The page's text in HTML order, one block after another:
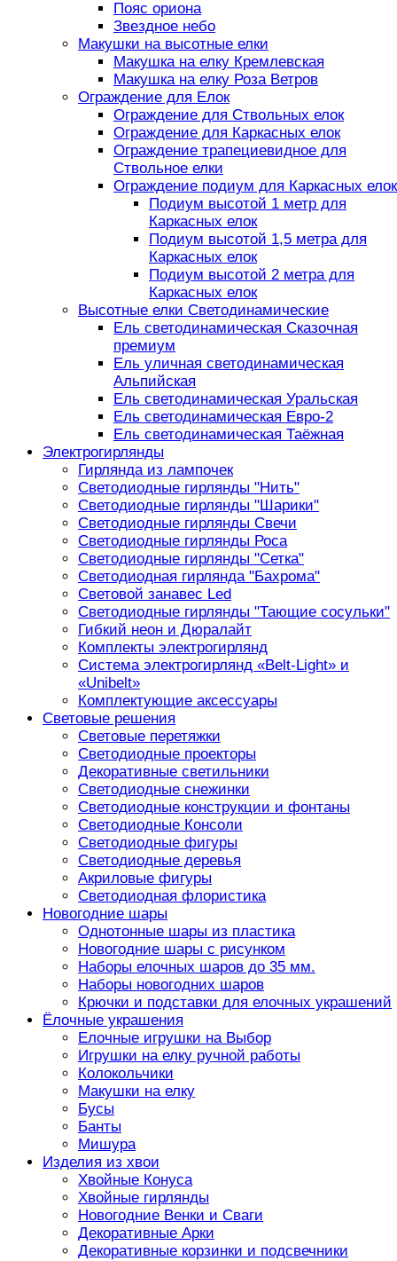
Пояс ориона
Звездное небо
Макушки на высотные елки
Макушка на елку Кремлевская
Макушка на елку Роза Ветров
Ограждение для Елок
Ограждение для Ствольных елок
Ограждение для Каркасных елок
Ограждение трапециевидное для
Ствольное елки
Ограждение подиум для Каркасных елок
Подиум высотой 1 метр для
Каркасных елок
Подиум высотой 1,5 метра для
Каркасных елок
Подиум высотой 2 метра для
Каркасных елок
Высотные елки Светодинамические
Ель светодинамическая Сказочная
премиум
Ель уличная светодинамическая
Альпийская
Ель светодинамическая Уральская
Ель светодинамическая Евро-2
Ель светодинамическая Таёжная
Электрогирлянды
Гирлянда из лампочек
Светодиодные гирлянды "Нить"
Светодиодные гирлянды "Шарики"
Светодиодные гирлянды Свечи
Светодиодные гирлянды Роса
Светодиодные гирлянды "Сетка"
Светодиодная гирлянда "Бахрома"
Световой занавес Led
Светодиодные гирлянды "Тающие сосульки"
Гибкий неон и Дюралайт
Комплекты электрогирлянд
Система электрогирлянд «Belt-Light» и
«Unibelt»
Комплектующие аксессуары
Световые решения
Световые перетяжки
Светодиодные проекторы
Декоративные светильники
Светодиодные снежинки
Светодиодные конструкции и фонтаны
Светодиодные Консоли
Светодиодные фигуры
Светодиодные деревья
Акриловые фигуры
Светодиодная флористика
Новогодние шары
Однотонные шары из пластика
Новогодние шары с рисунком
Наборы елочных шаров до 35 мм.
Наборы новогодних шаров
Крючки и подставки для елочных украшений
Ёлочные украшения
Елочные игрушки на Выбор
Игрушки на елку ручной работы
Колокольчики
Макушки на елку
Бусы
Банты
Мишура
Изделия из хвои
Хвойные Конуса
Хвойные гирлянды
Новогодние Венки и Сваги
Декоративные Арки
Декоративные корзинки и подсвечники